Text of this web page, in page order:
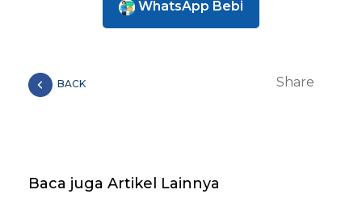
WhatsApp Bebi
BACK Share
Baca juga Artikel Lainnya